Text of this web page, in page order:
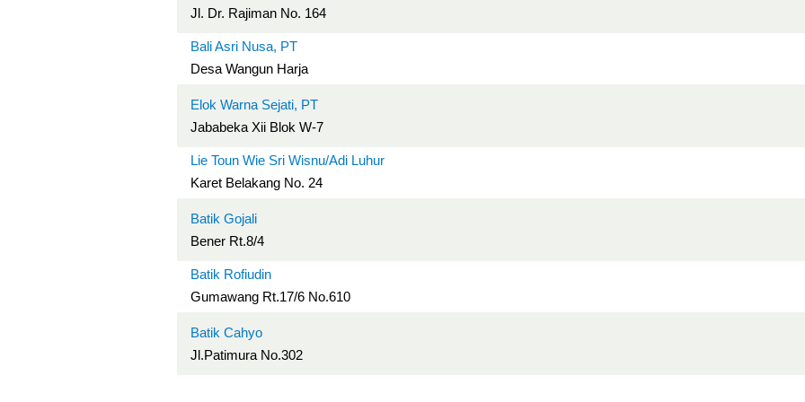
Jl. Dr. Rajiman No. 164
Bali Asri Nusa, PT
Desa Wangun Harja
Elok Warna Sejati, PT
Jababeka Xii Blok W-7
Lie Toun Wie Sri Wisnu/Adi Luhur
Karet Belakang No. 24
Batik Gojali
Bener Rt.8/4
Batik Rofiudin
Gumawang Rt.17/6 No.610
Batik Cahyo
Jl.Patimura No.302